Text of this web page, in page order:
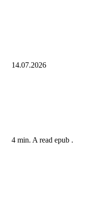
14.07.2026
4 min. A read epub .